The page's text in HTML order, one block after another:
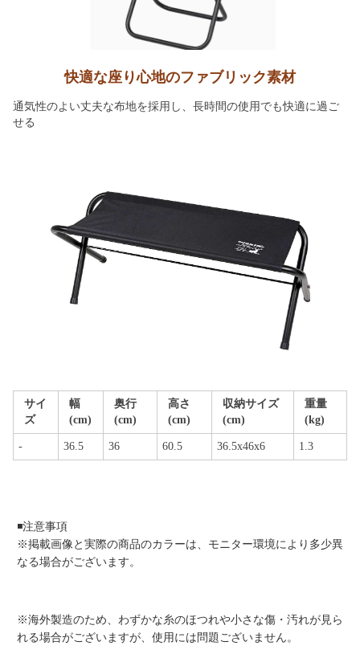
快適な座り心地のファブリック素材
通気性のよい丈夫な布地を採用し、長時間の使用でも快適に過ご
せる
サイ
ズ
幅
(cm)
奥行
(cm)
高さ
(cm)
収納サイズ
(cm)
重量
(kg)
- 36.5 36 60.5 36.5x46x6 1.3
◾️注意事項
※掲載画像と実際の商品のカラーは、モニター環境により多少異
なる場合がございます。
※海外製造のため、わずかな糸のほつれや小さな傷・汚れが見ら
れる場合がございますが、使用には問題ございません。